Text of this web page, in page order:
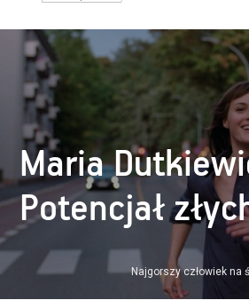
Najgorszy człowiek na
Maria
Potencjał